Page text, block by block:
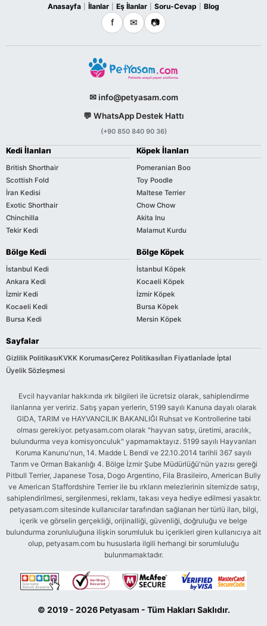
Anasayfa İlanlar Eş İlanlar Soru-Cevap Blog
f ✉ 📷
✉ info@petyasam.com
💬 WhatsApp Destek Hattı
(+90 850 840 90 36)
Kedi İlanları
British Shorthair
Scottish Fold
İran Kedisi
Exotic Shorthair
Chinchilla
Tekir Kedi
Köpek İlanları
Pomeranian Boo
Toy Poodle
Maltese Terrier
Chow Chow
Akita Inu
Malamut Kurdu
Bölge Kedi
İstanbul Kedi
Ankara Kedi
İzmir Kedi
Kocaeli Kedi
Bursa Kedi
Bölge Köpek
İstanbul Köpek
Kocaeli Köpek
İzmir Köpek
Bursa Köpek
Mersin Köpek
Sayfalar
Gizlilik PolitikasıKVKK KorumasıÇerez Politikasıİlan Fiyatlarıİade İptal
Üyelik Sözleşmesi
Evcil hayvanlar hakkında ırk bilgileri ile ücretsiz olarak, sahiplendirme
ilanlarına yer veririz. Satış yapan yerlerin, 5199 sayılı Kanuna dayalı olarak
GIDA, TARIM ve HAYVANCILIK BAKANLIĞI Ruhsat ve Kontrollerine tabi
olması gerekiyor. petyasam.com olarak "hayvan satışı, üretimi, aracılık,
bulundurma veya komisyonculuk" yapmamaktayız. 5199 sayılı Hayvanları
Koruma Kanunu'nun, 14. Madde L Bendi ve 22.10.2014 tarihli 367 sayılı
Tarım ve Orman Bakanlığı 4. Bölge İzmir Şube Müdürlüğü'nün yazısı gereği
Pitbull Terrier, Japanese Tosa, Dogo Argentino, Fila Brasileiro, American Bully
ve American Staffordshire Terrier ile bu ırkların melezlerinin sitemizde satışı,
sahiplendirilmesi, sergilenmesi, reklamı, takası veya hediye edilmesi yasaktır.
petyasam.com sitesinde kullanıcılar tarafından sağlanan her türlü ilan, bilgi,
içerik ve görselin gerçekliği, orijinalliği, güvenliği, doğruluğu ve belge
bulundurma zorunluluğuna ilişkin sorumluluk bu içerikleri giren kullanıcıya ait
olup, petyasam.com bu hususlarla ilgili herhangi bir sorumluluğu
bulunmamaktadır.
© 2019 - 2026 Petyasam - Tüm Hakları Saklıdır.